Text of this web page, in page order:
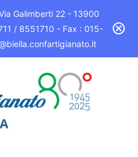
Galimberti 22 - 13900
/ 8551710 - Fax : 015-